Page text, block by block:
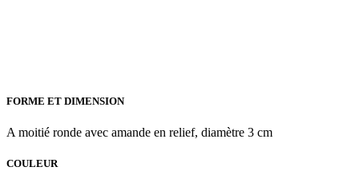
FORME ET DIMENSION
A moitié ronde avec amande en relief, diamètre 3 cm
COULEUR